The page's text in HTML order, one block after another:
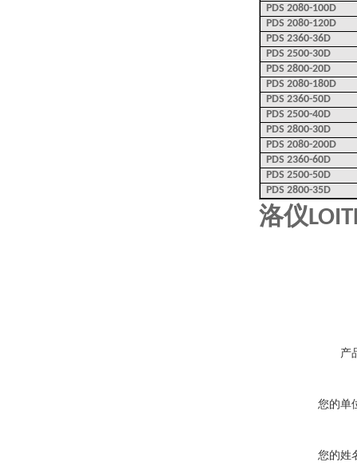
PDS 2080-100D
PDS 2080-120D
PDS 2360-36D
PDS 2500-30D
PDS 2800-20D
PDS 2080-180D
PDS 2360-50D
PDS 2500-40D
PDS 2800-30D
PDS 2080-200D
PDS 2360-60D
PDS 2500-50D
PDS 2800-35D
洛仪
产
您的单
您的姓